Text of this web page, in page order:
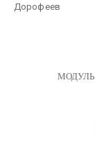
Дорофеев